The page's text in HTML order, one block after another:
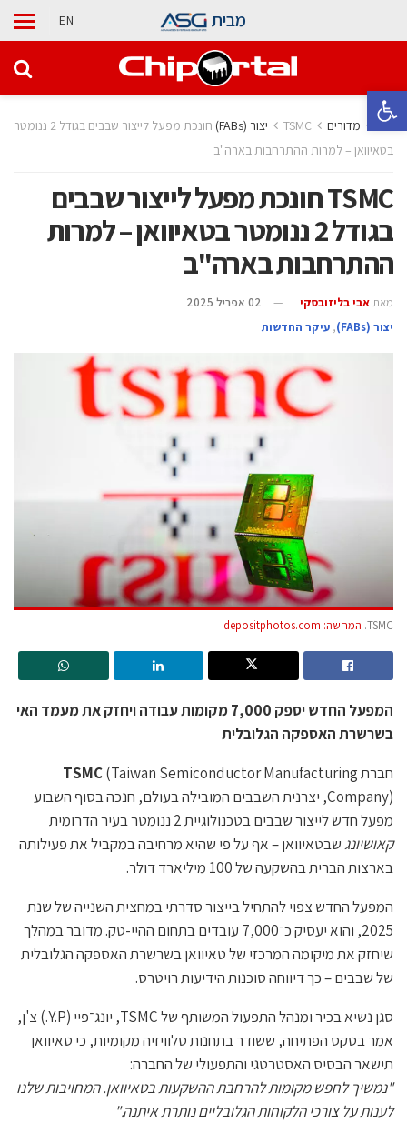
פתח סרגל נגישות
מבית EN
בית מדורים
TSMC חונכת מפעל לייצור שבבים בגודל 2 ננומטר
בטאיוואן – למרות ההתרחבות בארה"ב
TSMC חונכת מפעל לייצור שבבים
בגודל 2 ננומטר בטאיוואן – למרות
ההתרחבות בארה"ב
מאת אבי בליזובסקי
02 אפריל 2025
‫יצור (‪(FABs‬‬
, עיקר החדשות
TSMC. המחשה: depositphotos.com
המפעל החדש יספק 7,000 מקומות עבודה ויחזק את מעמד האי
בשרשרת האספקה הגלובלית
חברת
TSMC(Taiwan Semiconductor Manufacturing
Company), יצרנית השבבים המובילה בעולם, חנכה בסוף השבוע
מפעל חדש לייצור שבבים בטכנולוגיית 2 ננומטר בעיר הדרומית
קאושיונגשבטאיוואן – אף על פי שהיא מרחיבה במקביל את פעילותה
בארצות הברית בהשקעה של 100 מיליארד דולר.
המפעל החדש צפוי להתחיל בייצור סדרתי במחצית השנייה של שנת
2025, והוא יעסיק כ־7,000 עובדים בתחום ההיי-טק. מדובר במהלך
שיחזק את מיקומה המרכזי של טאיוואן בשרשרת האספקה הגלובלית
של שבבים – כך דיווחה סוכנות הידיעות רויטרס.
סגן נשיא בכיר ומנהל התפעול המשותף של TSMC, יונג־פיי (Y.P.) צ'ן,
אמר בטקס הפתיחה, ששודר בתחנות טלוויזיה מקומיות, כי טאיוואן
תישאר הבסיס האסטרטגי והתפעולי של החברה:
"נמשיך לחפש מקומות להרחבת ההשקעות בטאיוואן. המחויבות שלנו
לענות על צורכי הלקוחות הגלובליים נותרת איתנה."